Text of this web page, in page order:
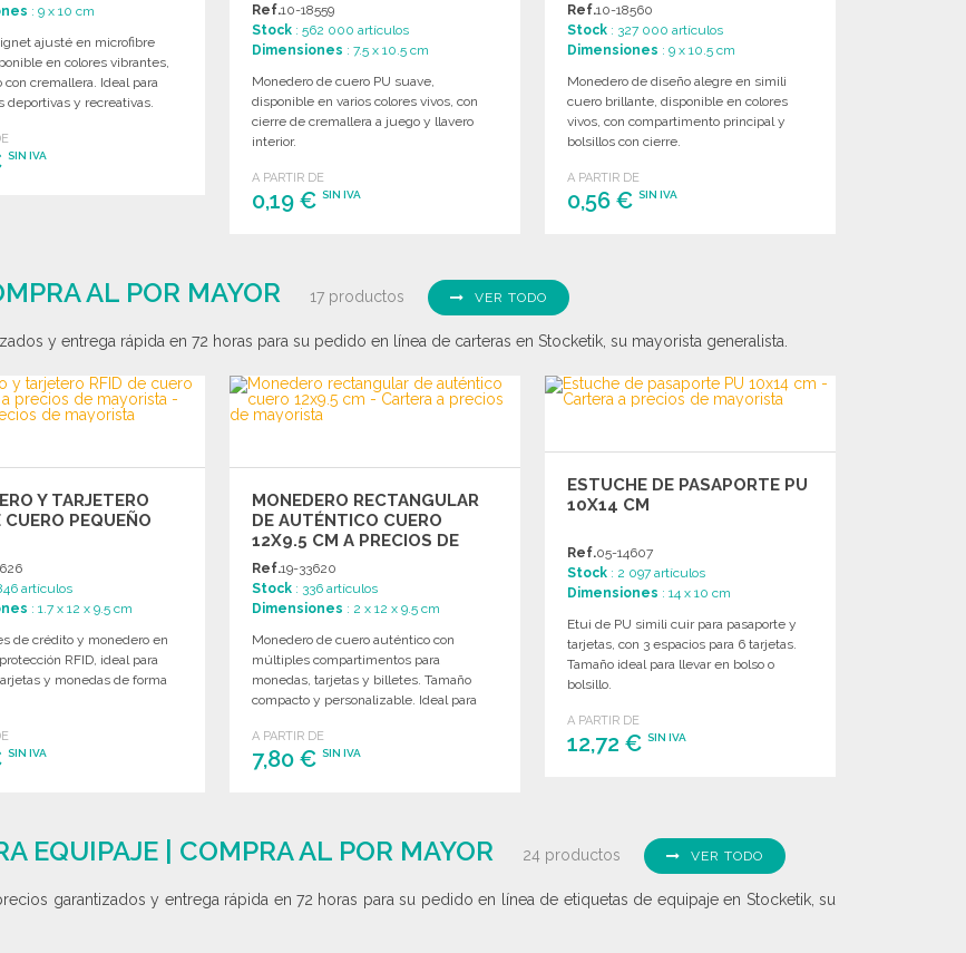
: 9 x 10 cm
ajusté en microfibre
en colores vibrantes,
con cremallera. Ideal para
deportivas y recreativas.
SIN IVA
Ref.10-18559
Stock : 562 000 artículos
Dimensiones : 7.5 x 10.5 cm
Monedero de cuero PU suave,
disponible en varios colores vivos, con
cierre de cremallera a juego y llavero
interior.
A PARTIR DE
0,19 €SIN IVA
Solicitar un presupuesto
Ref.10-18560
Stock : 327 000 artículos
Dimensiones : 9 x 10.5 cm
Monedero de diseño alegre en simili
cuero brillante, disponible en colores
vivos, con compartimento principal y
bolsillos con cierre.
A PARTIR DE
0,56 €SIN IVA
AL POR MAYOR 17 productos VER TODO
y entrega rápida en 72 horas para su pedido en línea de carteras en Stocketik, su mayorista generalista.
Y TARJETERO
CUERO PEQUEÑO
artículos
: 1.7 x 12 x 9.5 cm
de crédito y monedero en
RFID, ideal para
y monedas de forma
SIN IVA
un presupuesto
MONEDERO RECTANGULAR
DE AUTÉNTICO CUERO
12X9.5 CM A PRECIOS DE
MAYORISTA
Ref.19-33620
Stock : 336 artículos
Dimensiones : 2 x 12 x 9.5 cm
Monedero de cuero auténtico con
múltiples compartimentos para
monedas, tarjetas y billetes. Tamaño
compacto y personalizable. Ideal para
A PARTIR DE
7,80 €SIN IVA
Solicitar un presupuesto
ESTUCHE DE PASAPORTE PU
10X14 CM
Ref.05-14607
Stock : 2 097 artículos
Dimensiones : 14 x 10 cm
Etui de PU simili cuir para pasaporte y
tarjetas, con 3 espacios para 6 tarjetas.
Tamaño ideal para llevar en bolso o
bolsillo.
A PARTIR DE
12,72 €SIN IVA
EQUIPAJE | COMPRA AL POR MAYOR 24 productos VER TODO
garantizados y entrega rápida en 72 horas para su pedido en línea de etiquetas de equipaje en Stocketik, su